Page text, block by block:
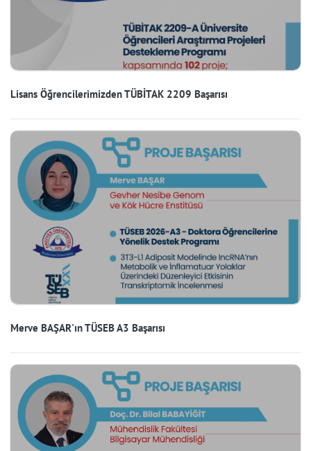
Lisans Öğrencilerimizden TÜBİTAK 2209 Başarısı
Merve BAŞAR'ın TÜSEB A3 Başarısı